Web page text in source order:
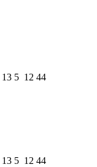
13 5 12 44
13 5 12 44